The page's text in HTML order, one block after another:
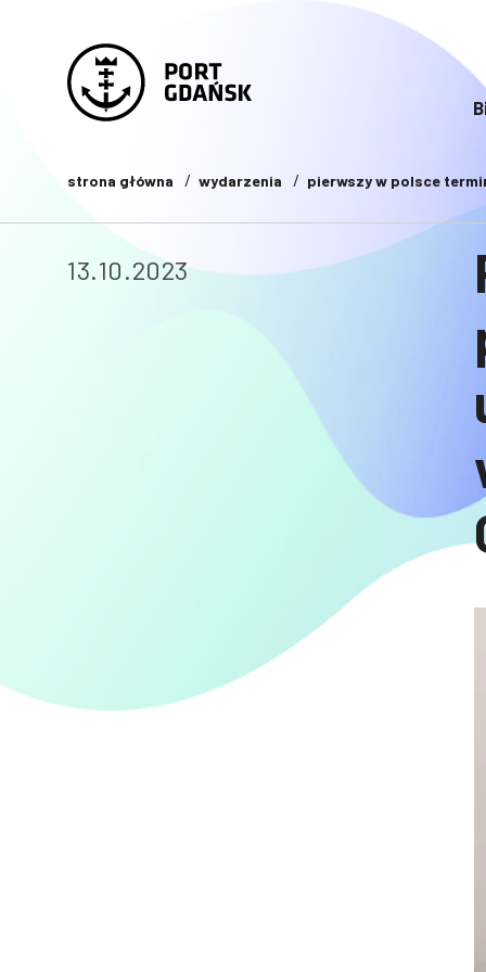
strona główna wydarzenia pierwszy w polsce
13.10.2023